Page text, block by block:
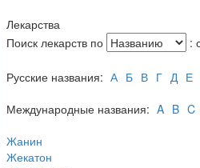
Лекарства
Поиск лекарств по
:
Русские названия: А Б В Г Д Е
Международные названия: A B C
Жанин
Жекатон